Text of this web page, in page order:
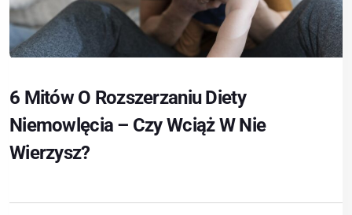
6 Mitów O Rozszerzaniu Diety
Niemowlęcia – Czy Wciąż W Nie
Wierzysz?